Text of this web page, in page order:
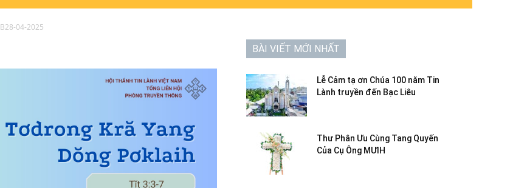
B28-04-2025
BÀI VIẾT MỚI NHẤT
Lễ Cảm tạ ơn Chúa 100 năm Tin
Lành truyền đến Bạc Liêu
Thư Phân Ưu Cùng Tang Quyến
Của Cụ Ông MƯIH